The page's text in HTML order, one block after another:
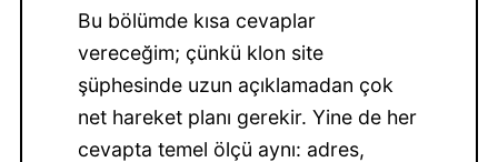
Bu bölümde kısa cevaplar
vereceğim; çünkü klon site
şüphesinde uzun açıklamadan çok
net hareket planı gerekir. Yine de her
cevapta temel ölçü aynı: adres,